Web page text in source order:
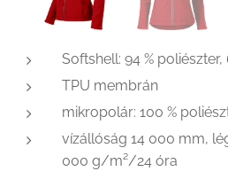
Softshell: 94 % poliészter,
TPU membrán
mikropolár: 100 %
vízállóság 14 000 mm,
000 g/m²/24 óra